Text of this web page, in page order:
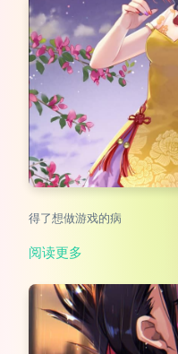
得了想做游戏的病
阅读更多